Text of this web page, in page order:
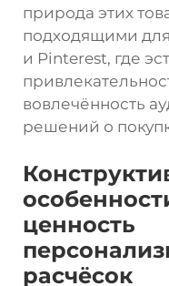
природа этих
подходящими
и Pinterest, где
вовлечённость
решений о
ценность
расчёсок